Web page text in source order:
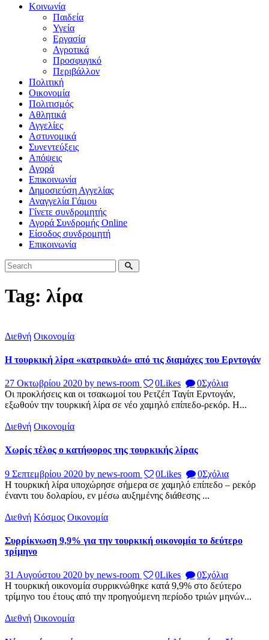
Κοινωνία
Παιδεία
Υγεία
Εργασία
Αγροτικά
Προσφυγικό
Περιβάλλον
Πολιτική
Οικονομία
Πολιτισμός
Αθλητικά
Αγγελίες
Αστυνομικά
Συνεντεύξεις
Απόψεις
Αγορά
Επικοινωνία
Δημοσιεύση Αγγελίας
Αναγγελία Γάμου
Γίνετε συνδρομητής
Αγορά Συνδρομής Online
Είσοδος συνδρομητή
Επικοινωνία
Tag: λίρα
Διεθνή Οικονομία
Η τουρκική λίρα «κατρακυλά» από τις διαμάχες του Ερντογάν
27 Οκτωβρίου 2020 by news-room 0Likes 0Σχόλια
Οι προκλήσεις και οι τσακωμοί του Ρετζέπ Ταγίπ Ερντογάν,
εξωθούν την τουρκική λίρα σε νέο χαμηλό επίπεδο-ρεκόρ. Η...
Διεθνή Οικονομία
Χωρίς τέλος ο κατήφορος της τουρκικής λίρας
9 Σεπτεμβρίου 2020 by news-room 0Likes 0Σχόλια
Η τουρκική λίρα υποχώρησε σήμερα σε χαμηλό επίπεδο – ρεκόρ
έναντι του δολαρίου, εν μέσω αυξημένης διάθεσης ...
Διεθνή Κόσμος Οικονομία
Συρρίκνωση 9,9% για την τουρκική οικονομία το δεύτερο
τρίμηνο
31 Αυγούστου 2020 by news-room 0Likes 0Σχόλια
Η τουρκική οικονομία συρρικνώθηκε κατά 9,9% στο δεύτερο
τρίμηνο του έτους από την προηγούμενη περίοδο τριών μηνών...
Διεθνή Οικονομία